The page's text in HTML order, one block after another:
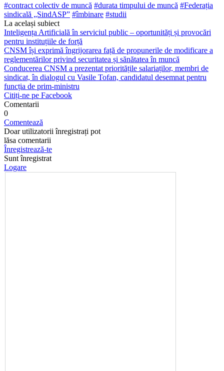
#contract colectiv de muncă #durata timpului de muncă #Federația
sindicală „SindASP” #îmbinare #studii
La același subiect
Inteligența Artificială în serviciul public – oportunități și provocări
pentru instituțiile de forță
CNSM își exprimă îngrijorarea față de propunerile de modificare a
reglementărilor privind securitatea și sănătatea în muncă
Conducerea CNSM a prezentat prioritățile salariaților, membri de
sindicat, în dialogul cu Vasile Tofan, candidatul desemnat pentru
funcția de prim-ministru
Citiți-ne pe Facebook
Comentarii
0
Comentează
Doar utilizatorii înregistrați pot
lăsa comentarii
Înregistrează-te
Sunt înregistrat
Logare